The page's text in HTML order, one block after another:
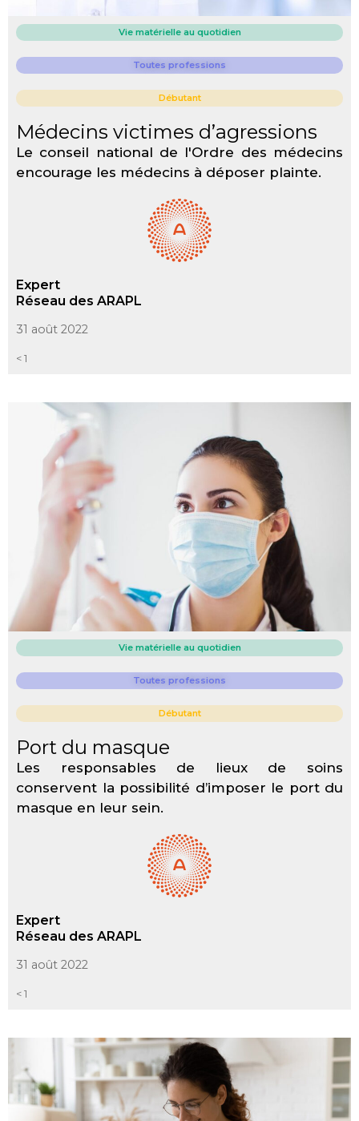
Vie matérielle au quotidien
Toutes professions
Débutant
Médecins victimes d’agressions
Le conseil national de l'Ordre des médecins
encourage les médecins à déposer plainte.
Expert
Réseau des ARAPL
31 août 2022
< 1
Vie matérielle au quotidien
Toutes professions
Débutant
Port du masque
Les responsables de lieux de soins
conservent la possibilité d’imposer le port du
masque en leur sein.
Expert
Réseau des ARAPL
31 août 2022
< 1